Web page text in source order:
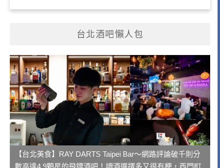
台北酒吧懶人包
【台北美食】RAY DARTS Taipei Bar～網路評論破千則分